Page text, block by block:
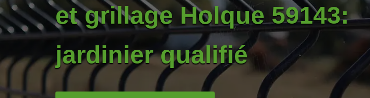
et grillage Holque 59143:
jardinier qualifié